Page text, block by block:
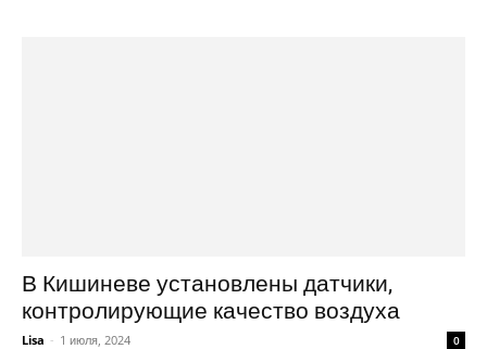
В Кишиневе установлены датчики,
контролирующие качество воздуха
Lisa - 1 июля, 2024 0